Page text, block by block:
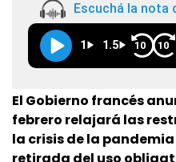
Escuchá la nota
1 1.5 10 10
El Gobierno francés
febrero relajará las
la crisis de la